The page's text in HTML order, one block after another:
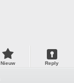
Nieuw Reply